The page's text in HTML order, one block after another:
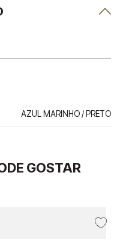
AZUL MARINHO / PRETO
GOSTAR